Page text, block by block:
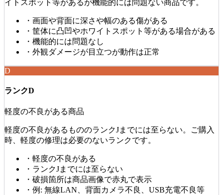
イトスポット等があるが機能的には問題ない商品です。
・ 画面や背面に深さや幅のある傷がある
・ 筐体に凸凹やホワイトスポット等がある場合がある
・ 機能的には問題なし
・ 外観ダメージが目立つが動作は正常
D
ランクD
軽度の不良がある商品
軽度の不良があるもののランクJまでには至らない。ご購入
時、軽度の修理は必要のないランクです。
・ 軽度の不良がある
・ ランクJまでには至らない
・ 破損箇所は商品画像で赤丸で表示
・ 例: 無線LAN、背面カメラ不良、USB充電不良等